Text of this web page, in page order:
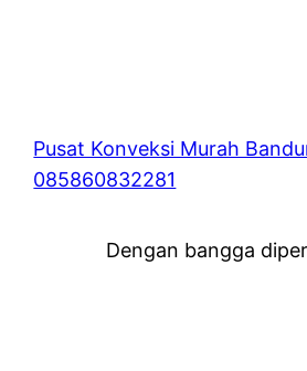
Pusat Konveksi Murah
085860832281
Dengan bangga